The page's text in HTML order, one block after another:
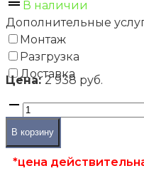
В наличии
Дополнительные
Монтаж
Разгрузка
Доставка
Цена:2 938 руб.
В корзину
*цена